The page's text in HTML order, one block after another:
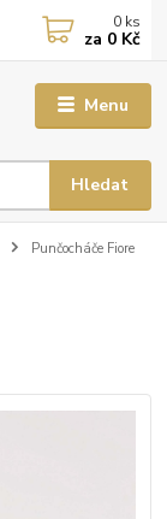
Menu
Hledat
0 ks
za 0 Kč
Punčocháče Fiore